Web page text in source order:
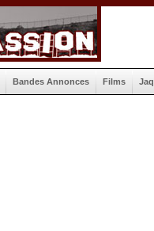
Bandes Annonces Films